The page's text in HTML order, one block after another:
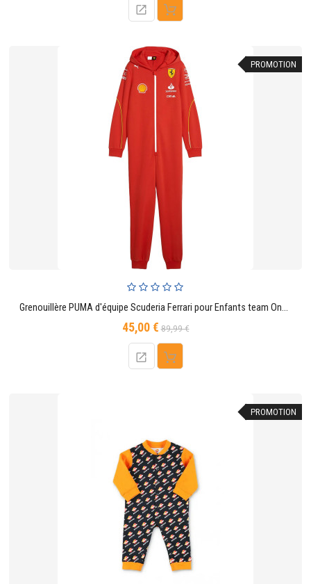
PROMOTION
Grenouillère PUMA d'équipe Scuderia Ferrari pour Enfants team Onesie- Rouge Brûlé
45,00 €Prix
de
base
89,99 €Prix
PROMOTION